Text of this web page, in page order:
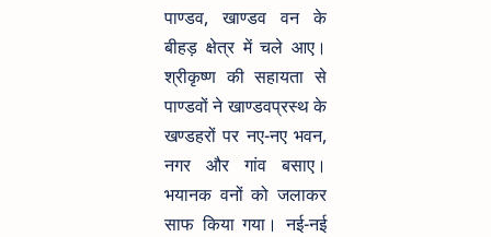
पाण्डव, खाण्डव वन के
बीहड़ क्षेत्र में चले आए।
श्रीकृष्ण की सहायता से
पाण्डवों ने खाण्डवप्रस्थ के
खण्डहरों पर नए-नए भवन,
नगर और गांव बसाए।
भयानक वनों को जलाकर
साफ किया गया। नई-नई